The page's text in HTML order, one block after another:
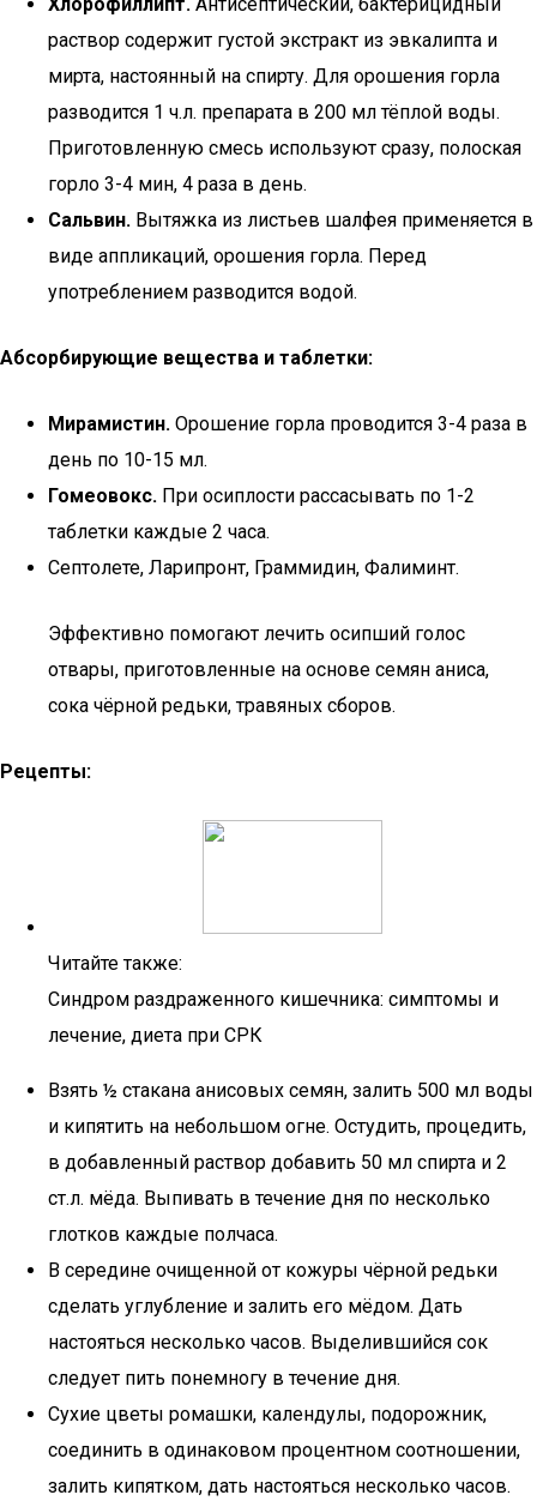
раствор содержит густой экстракт из эвкалипта и
мирта, настоянный на спирту. Для орошения горла
разводится 1 ч.л. препарата в 200 мл тёплой воды.
Приготовленную смесь используют сразу, полоская
горло 3-4 мин, 4 раза в день.
Сальвин. Вытяжка из листьев шалфея применяется в
виде аппликаций, орошения горла. Перед
употреблением разводится водой.
Абсорбирующие вещества и таблетки:
Мирамистин. Орошение горла проводится 3-4 раза в
день по 10-15 мл.
Гомеовокс. При осиплости рассасывать по 1-2
таблетки каждые 2 часа.
Септолете, Ларипронт, Граммидин, Фалиминт.
Эффективно помогают лечить осипший голос
отвары, приготовленные на основе семян аниса,
сока чёрной редьки, травяных сборов.
Рецепты:
Читайте также:
Синдром раздраженного кишечника: симптомы и
лечение, диета при СРК
Взять ½ стакана анисовых семян, залить 500 мл воды
и кипятить на небольшом огне. Остудить, процедить,
в добавленный раствор добавить 50 мл спирта и 2
ст.л. мёда. Выпивать в течение дня по несколько
глотков каждые полчаса.
В середине очищенной от кожуры чёрной редьки
сделать углубление и залить его мёдом. Дать
настояться несколько часов. Выделившийся сок
следует пить понемногу в течение дня.
Сухие цветы ромашки, календулы, подорожник,
соединить в одинаковом процентном соотношении,
залить кипятком, дать настояться несколько часов.